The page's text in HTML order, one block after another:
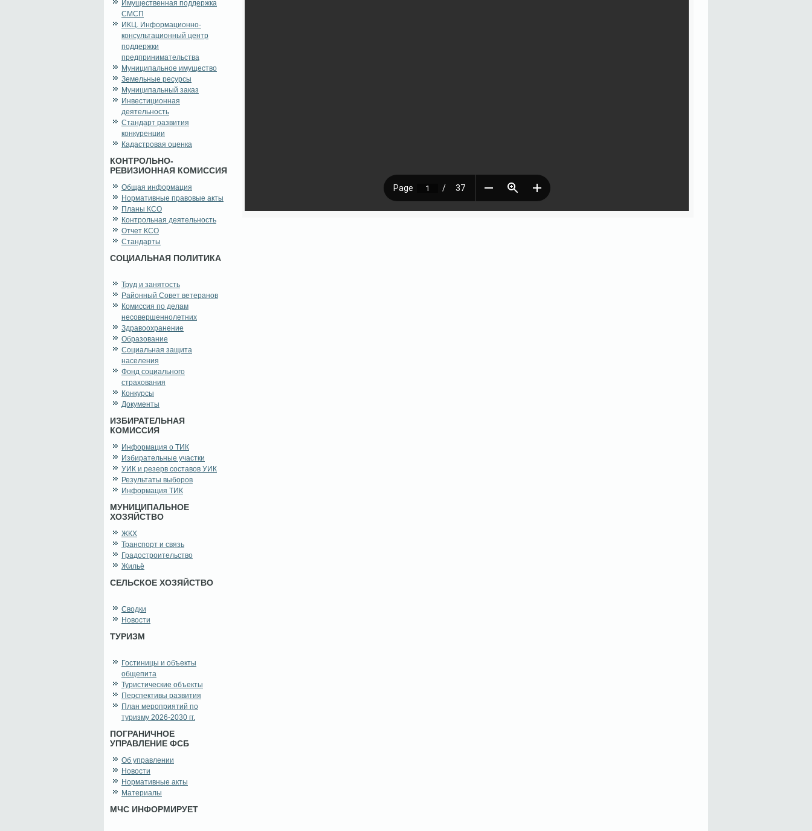
Имущественная поддержка
СМСП
ИКЦ. Информационно-
консультационный центр
поддержки
предпринимательства
Муниципальное имущество
Земельные ресурсы
Муниципальный заказ
Инвестиционная
деятельность
Стандарт развития
конкуренции
Кадастровая оценка
КОНТРОЛЬНО-
РЕВИЗИОННАЯ КОМИССИЯ
Общая информация
Нормативные правовые акты
Планы КСО
Контрольная деятельность
Отчет КСО
Стандарты
СОЦИАЛЬНАЯ ПОЛИТИКА
Труд и занятость
Районный Совет ветеранов
Комиссия по делам
несовершеннолетних
Здравоохранение
Образование
Социальная защита
населения
Фонд социального
страхования
Конкурсы
Документы
ИЗБИРАТЕЛЬНАЯ
КОМИССИЯ
Информация о ТИК
Избирательные участки
УИК и резерв составов УИК
Результаты выборов
Информация ТИК
МУНИЦИПАЛЬНОЕ
ХОЗЯЙСТВО
ЖКХ
Транспорт и связь
Градостроительство
Жильё
СЕЛЬСКОЕ ХОЗЯЙСТВО
Сводки
Новости
ТУРИЗМ
Гостиницы и объекты
общепита
Туристические объекты
Перспективы развития
План мероприятий по
туризму 2026-2030 гг.
ПОГРАНИЧНОЕ
УПРАВЛЕНИЕ ФСБ
Об управлении
Новости
Нормативные акты
Материалы
МЧС ИНФОРМИРУЕТ